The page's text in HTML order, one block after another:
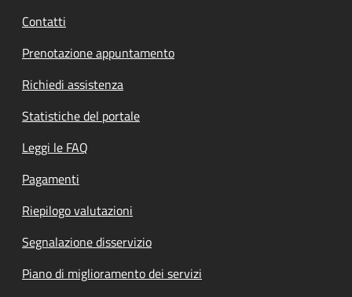
Contatti
Prenotazione appuntamento
Richiedi assistenza
Statistiche del portale
Leggi le FAQ
Pagamenti
Riepilogo valutazioni
Segnalazione disservizio
Piano di miglioramento dei servizi